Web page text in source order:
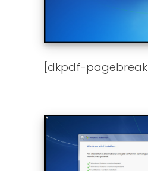
[dkpdf-pagebreak]